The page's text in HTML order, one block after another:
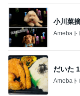
小川菜
Amebaト
だいた
Amebaト